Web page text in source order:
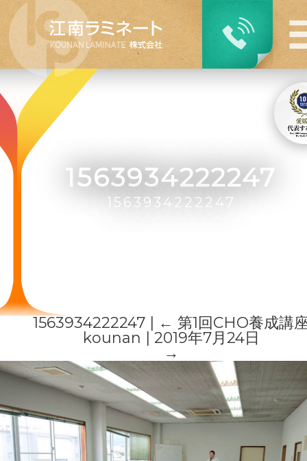
1563934222247
1563934222247 ←第1回CHO養成講
kounan
2019年7月24日
→